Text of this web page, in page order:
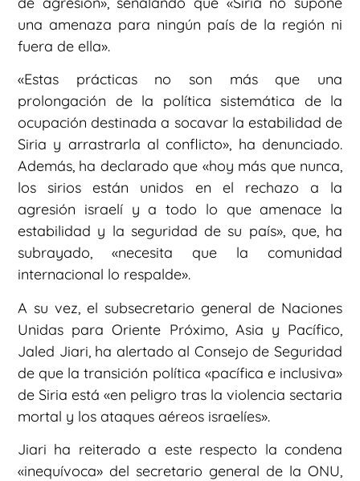
una amenaza para ningún país de la región ni
fuera de ella».
«Estas prácticas no son más que una
prolongación de la política sistemática de la
ocupación destinada a socavar la estabilidad de
Siria y arrastrarla al conflicto», ha denunciado.
Además, ha declarado que «hoy más que nunca,
los sirios están unidos en el rechazo a la
agresión israelí y a todo lo que amenace la
estabilidad y la seguridad de su país», que, ha
subrayado, «necesita que la comunidad
internacional lo respalde».
A su vez, el subsecretario general de Naciones
Unidas para Oriente Próximo, Asia y Pacífico,
Jaled Jiari, ha alertado al Consejo de Seguridad
de que la transición política «pacífica e inclusiva»
de Siria está «en peligro tras la violencia sectaria
mortal y los ataques aéreos israelíes».
Jiari ha reiterado a este respecto la condena
«inequívoca» del secretario general de la ONU,